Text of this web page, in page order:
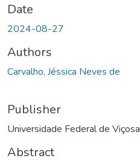
Date
2024-08-27
Authors
Carvalho, Jéssica Neves de
Publisher
Universidade Federal de Viçosa
Abstract